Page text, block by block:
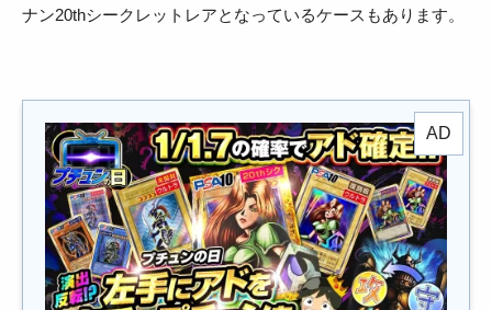
ナン20thシークレットレアとなっているケースもあります。